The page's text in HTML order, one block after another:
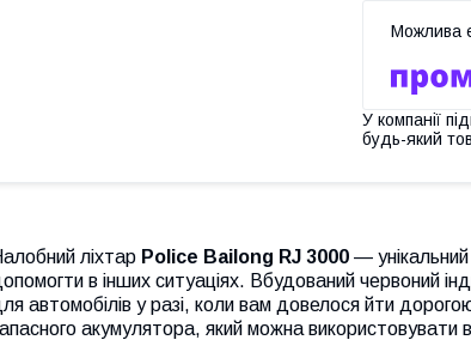
У компанії
будь-який
ліхтар Police Bailong RJ 3000 —
в інших ситуаціях. Вбудований червоний
автомобілів у разі, коли вам довелося йти
акумулятора, який можна використовувати